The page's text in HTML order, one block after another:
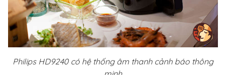
Philips HD9240 có hệ thống âm thanh cảnh báo thông